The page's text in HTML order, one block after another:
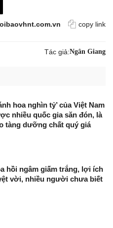
copy link
Tác giả:Ngân Giang
hoa nghìn tỷ’ của Việt Nam
nhiều quốc gia săn đón, là
tàng dưỡng chất quý giá
hồi ngâm giấm trắng, lợi ích
vời, nhiều người chưa biết